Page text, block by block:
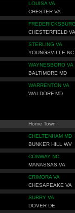
LOUISA VA
CHESTER VA
CHESTERFIELD VA
STERLING VA
YOUNGSVILLE NC
WAYNESBORO VA
BALTIMORE MD
WARRENTON VA
WALDORF MD
Home Town
CHELTENHAM MD
BUNKER HILL WV
CONWAY NC
MANASSAS VA
CRIMORA VA
CHESAPEAKE VA
SURRY VA
DOVER DE